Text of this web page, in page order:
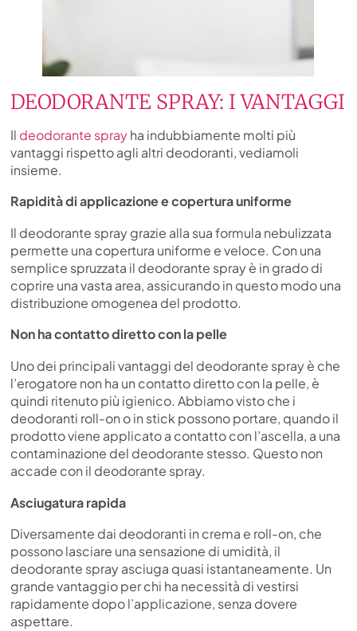
DEODORANTE SPRAY: I VANTAGGI
Il deodorante sprayha indubbiamente molti più
vantaggi rispetto agli altri deodoranti, vediamoli
insieme.
Rapidità di applicazione e copertura uniforme
Il deodorante spray grazie alla sua formula nebulizzata
permette una copertura uniforme e veloce. Con una
semplice spruzzata il deodorante spray è in grado di
coprire una vasta area, assicurando in questo modo una
distribuzione omogenea del prodotto.
Non ha contatto diretto con la pelle
Uno dei principali vantaggi del deodorante spray è che
l’erogatore non ha un contatto diretto con la pelle, è
quindi ritenuto più igienico. Abbiamo visto che i
deodoranti roll-on o in stick possono portare, quando il
prodotto viene applicato a contatto con l’ascella, a una
contaminazione del deodorante stesso. Questo non
accade con il deodorante spray.
Asciugatura rapida
Diversamente dai deodoranti in crema e roll-on, che
possono lasciare una sensazione di umidità, il
deodorante spray asciuga quasi istantaneamente. Un
grande vantaggio per chi ha necessità di vestirsi
rapidamente dopo l’applicazione, senza dovere
aspettare.